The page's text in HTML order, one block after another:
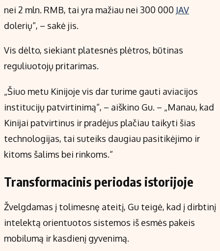
nei 2 mln. RMB, tai yra mažiau nei 300 000 JAV
dolerių“, – sakė jis.
Vis dėlto, siekiant platesnės plėtros, būtinas
reguliuotojų pritarimas.
„Šiuo metu Kinijoje vis dar turime gauti aviacijos
institucijų patvirtinimą“, – aiškino Gu. – „Manau, kad
Kinijai patvirtinus ir pradėjus plačiau taikyti šias
technologijas, tai suteiks daugiau pasitikėjimo ir
kitoms šalims bei rinkoms.“
Transformacinis periodas istorijoje
Žvelgdamas į tolimesnę ateitį, Gu teigė, kad į dirbtinį
intelektą orientuotos sistemos iš esmės pakeis
mobilumą ir kasdienį gyvenimą.